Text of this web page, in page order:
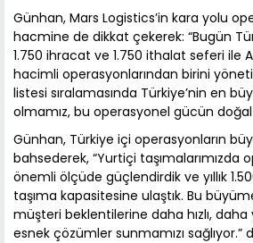
Günhan, Mars Logistics’in kara yolu
hacmine de dikkat çekerek: “Bugün
1.750 ihracat ve 1.750 ithalat seferi ile
hacimli operasyonlarından birini
listesi sıralamasında Türkiye’nin en
olmamız, bu operasyonel gücün
Günhan, Türkiye içi operasyonların
bahsederek, “Yurtiçi taşımalarımızda
önemli ölçüde güçlendirdik ve yıllık
taşıma kapasitesine ulaştık. Bu
müşteri beklentilerine daha hızlı, daha
esnek çözümler sunmamızı sağlıyor.”